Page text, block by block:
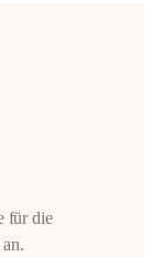
für die